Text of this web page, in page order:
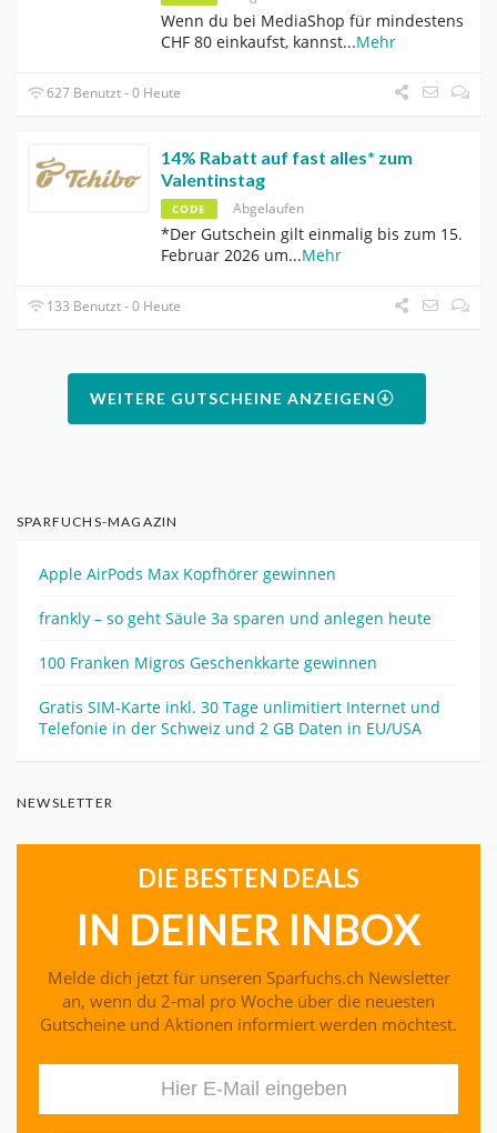
Wenn du bei MediaShop für mindestens
CHF 80 einkaufst, kannst...Mehr
627 Benutzt - 0 Heute
14% Rabatt auf fast alles* zum
Valentinstag
CODE Abgelaufen
*Der Gutschein gilt einmalig bis zum 15.
Februar 2026 um...Mehr
133 Benutzt - 0 Heute
WEITERE GUTSCHEINE ANZEIGEN
SPARFUCHS-MAGAZIN
Apple AirPods Max Kopfhörer gewinnen
frankly – so geht Säule 3a sparen und anlegen heute
100 Franken Migros Geschenkkarte gewinnen
Gratis SIM-Karte inkl. 30 Tage unlimitiert Internet und
Telefonie in der Schweiz und 2 GB Daten in EU/USA
NEWSLETTER
DIE BESTEN DEALS
IN DEINER INBOX
Melde dich jetzt für unseren Sparfuchs.ch Newsletter
an, wenn du 2-mal pro Woche über die neuesten
Gutscheine und Aktionen informiert werden möchtest.